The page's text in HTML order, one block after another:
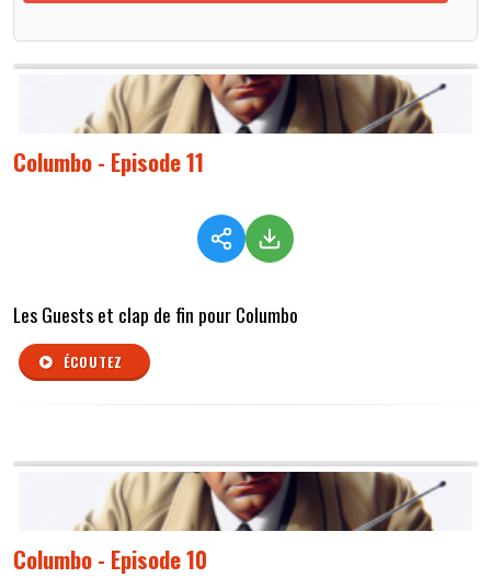
Columbo - Episode 11
Les Guests et clap de fin pour Columbo
ÉCOUTEZ
Columbo - Episode 10